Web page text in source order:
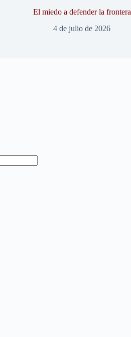
El miedo a defender la frontera
4 de julio de 2026